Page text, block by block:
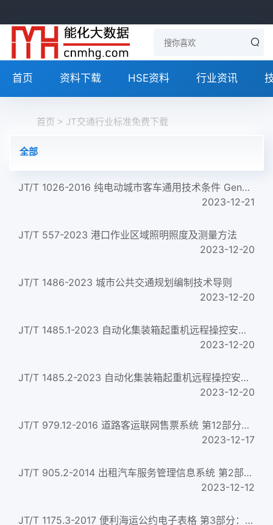
首页 资料下载 HSE资料 行业资讯
首页 > JT交通行业标准免费下载
全部
JT/T 1026-2016 纯电动城市客车通用技术条件 General technical specifications for battery electric public bus...
2023-12-21
JT/T 557-2023 港口作业区域照明照度及测量方法
2023-12-20
JT/T 1486-2023 城市公共交通规划编制技术导则
2023-12-20
JT/T 1485.1-2023 自动化集装箱起重机远程操控安全作业规程 第1部分：岸边集装箱起重机...
2023-12-20
JT/T 1485.2-2023 自动化集装箱起重机远程操控安全作业规程 第2部分：集装箱门式起重机...
2023-12-20
JT/T 979.12-2016 道路客运联网售票系统 第12部分：自助检票终端技术要求 Road passenger transport networking ticke...
2023-12-17
JT/T 905.2-2014 出租汽车服务管理信息系统 第2部分:运营专用设备 Taxi service and management info rmation syste...
2023-12-12
JT/T 1175.3-2017 便利海运公约电子表格 第3部分：船舶物料申报单 Spreadsheet for convention facilitation of inter...